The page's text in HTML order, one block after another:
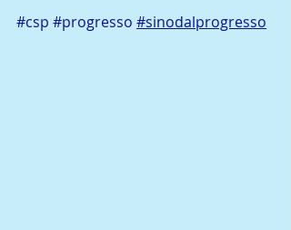
#csp #progresso #sinodalprogresso